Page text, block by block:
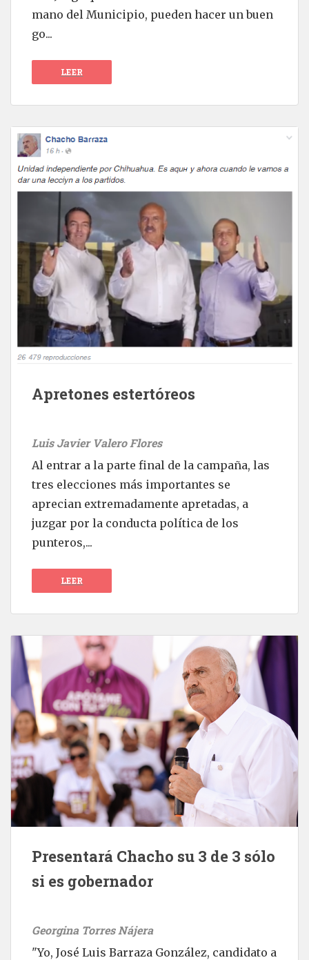
mano del Municipio, pueden hacer un buen
go...
LEER
Apretones estertóreos
Luis Javier Valero Flores
Al entrar a la parte final de la campaña, las
tres elecciones más importantes se
aprecian extremadamente apretadas, a
juzgar por la conducta política de los
punteros,...
LEER
Presentará Chacho su 3 de 3 sólo
si es gobernador
Georgina Torres Nájera
"Yo, José Luis Barraza González, candidato a